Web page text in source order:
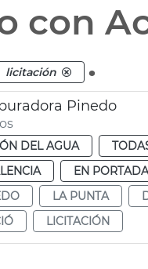
con
licitación .
Pinedo
DEL AGUA
EN PORTADA
LA PUNTA
LICITACIÓN